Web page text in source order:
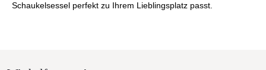
Schaukelsessel perfekt zu Ihrem Lieblingsplatz passt.